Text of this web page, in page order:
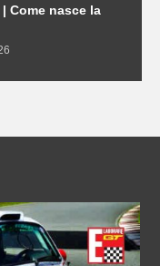
| Come nasce la